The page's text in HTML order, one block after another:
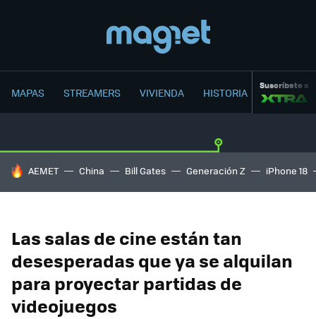
MAPAS STREAMERS VIVIENDA HISTORIA Suscríbete a
HOY SE HABLA DE
AEMET China Bill Gates Generación Z iPhone 18
Las salas de cine están tan
desesperadas que ya se alquilan
para proyectar partidas de
videojuegos